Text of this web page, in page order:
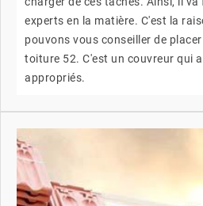
experts en la matière. C'est la
pouvons vous conseiller de
toiture 52. C'est un couvreur qui
appropriés.